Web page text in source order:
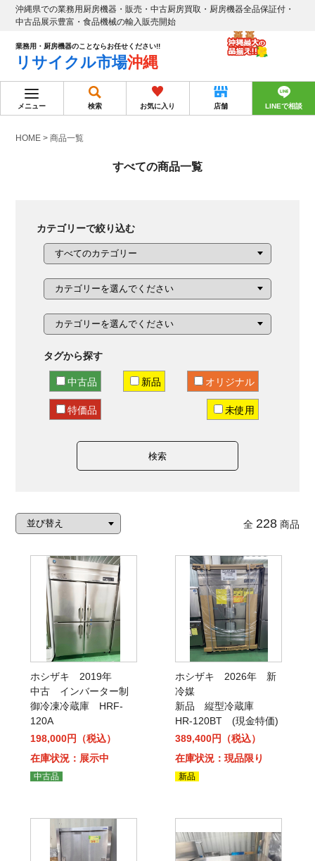
沖縄県での業務用厨房機器・販売・中古厨房買取・厨房機器全品保証付・
中古品展示豊富・食品機械の輸入販売開始
業務用・厨房機器のことならお任せください!!
リサイクル市場沖縄
メニュー 検索 お気に入り 店舗 LINEで相談
HOME >商品一覧
すべての商品一覧
カテゴリーで絞り込む
タグから探す
中古品 新品 オリジナル
特価品 未使用
検索
全 228商品
ホシザキ 2019年
中古 インバーター制
御冷凍冷蔵庫 HRF-
120A
198,000円（税込）
在庫状況：展示中
中古品
ホシザキ 2026年 新
冷媒
新品 縦型冷蔵庫
HR-120BT (現金特価)
389,400円（税込）
在庫状況：現品限り
新品